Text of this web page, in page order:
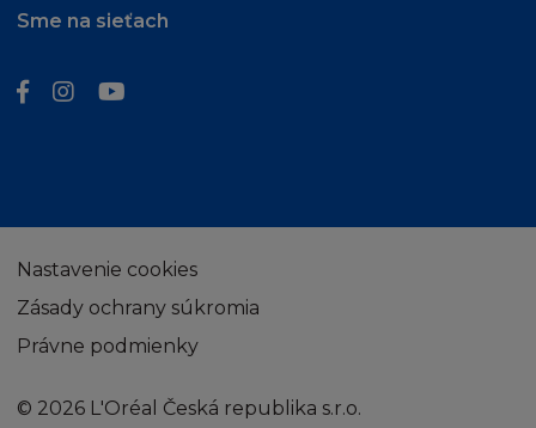
Sme na sieťach
Nastavenie cookies
Zásady ochrany súkromia
Právne podmienky
© 2026 L'Oréal Česká republika s.r.o.